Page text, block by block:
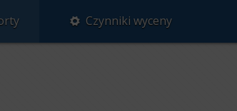
Czynniki wyceny